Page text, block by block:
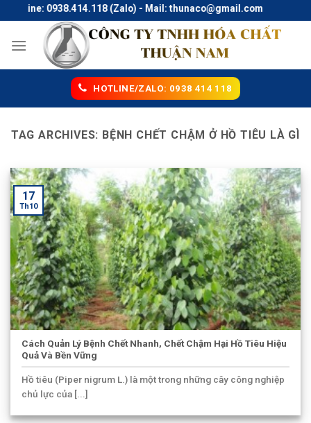
to
content
Hotline: 0938.414.118 (Zalo) - Mail: thunaco@gmail.com
HOTLINE/ZALO: 0938 414 118
TAG ARCHIVES: BỆNH CHẾT CHẬM Ở HỒ TIÊU LÀ GÌ
Cách Quản Lý Bệnh Chết Nhanh, Chết Chậm Hại Hồ Tiêu Hiệu
Quả Và Bền Vững
Hồ tiêu (Piper nigrum L.) là một trong những cây công nghiệp
chủ lực của [...]
17
Th10